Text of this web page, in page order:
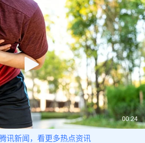
00:24
讯新闻，看更多热点资讯